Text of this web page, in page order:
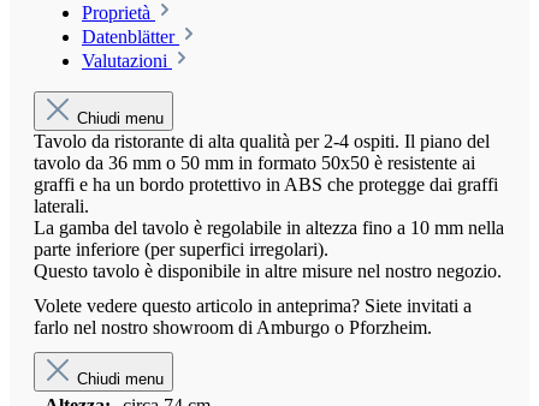
Proprietà
Datenblätter
Valutazioni
Chiudi menu
Tavolo da ristorante di alta qualità per 2-4 ospiti. Il piano del
tavolo da 36 mm o 50 mm in formato 50x50 è resistente ai
graffi e ha un bordo protettivo in ABS che protegge dai graffi
laterali.
La gamba del tavolo è regolabile in altezza fino a 10 mm nella
parte inferiore (per superfici irregolari).
Questo tavolo è disponibile in altre misure nel nostro negozio.
Volete vedere questo articolo in anteprima? Siete invitati a
farlo nel nostro showroom di Amburgo o Pforzheim.
Chiudi menu